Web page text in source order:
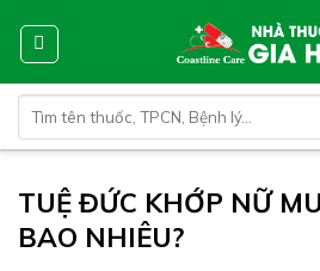
kiếm:
TUỆ ĐỨC KHỚP NỮ
BAO NHIÊU?